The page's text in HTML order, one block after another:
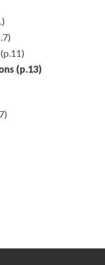
(p.11)
(p.13)